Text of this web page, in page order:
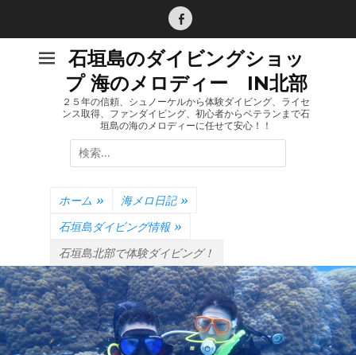
Facebook
石垣島のダイビングショッ
プ 海のメロディー IN北部
２５年の信頼、シュノーケルから体験ダイビング、ライセ
ンス取得、ファンダイビング、初心者からベテランまで石
垣島の海のメロディーに任せて安心！！
検
索:
ホーム » 海メロ日記 »
石垣島ダイビング情報 »
石垣島北部で体験ダイビング！